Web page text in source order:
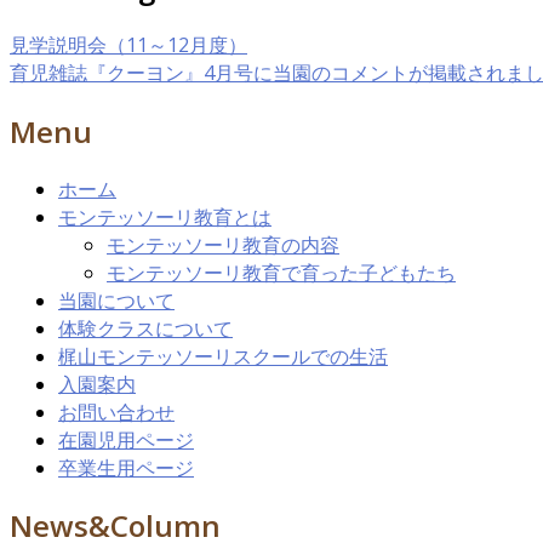
見学説明会（11～12月度）
育児雑誌『クーヨン』4月号に当園のコメントが掲載されま
Menu
ホーム
モンテッソーリ教育とは
モンテッソーリ教育の内容
モンテッソーリ教育で育った子どもたち
当園について
体験クラスについて
梶山モンテッソーリスクールでの生活
入園案内
お問い合わせ
在園児用ページ
卒業生用ページ
News&Column